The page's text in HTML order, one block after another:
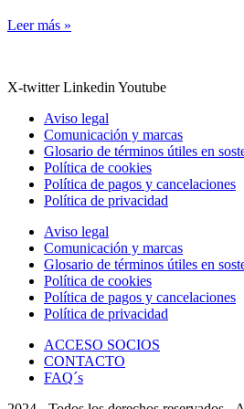
Leer más »
X-twitter Linkedin Youtube
Aviso legal
Comunicación y marcas
Glosario de términos útiles en
Política de cookies
Política de pagos y cancelaciones
Política de privacidad
Aviso legal
Comunicación y marcas
Glosario de términos útiles en
Política de cookies
Política de pagos y cancelaciones
Política de privacidad
ACCESO SOCIOS
CONTACTO
FAQ´s